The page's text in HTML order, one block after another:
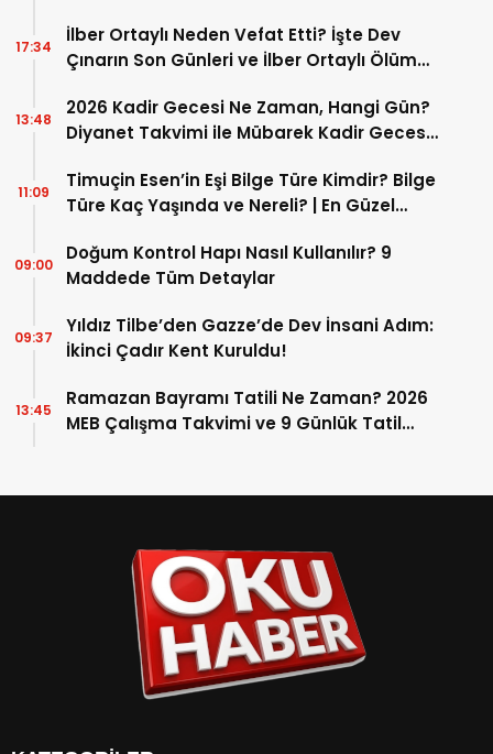
İlber Ortaylı Neden Vefat Etti? İşte Dev
Çınarın Son Günleri ve İlber Ortaylı Ölüm
17:34
2026 Kadir Gecesi Ne Zaman, Hangi Gün?
Diyanet Takvimi ile Mübarek Kadir Gecesi
13:48
Timuçin Esen’in Eşi Bilge Türe Kimdir? Bilge
Türe Kaç Yaşında ve Nereli? | En Güzel
11:09
Doğum Kontrol Hapı Nasıl Kullanılır? 9
Maddede Tüm Detaylar
09:00
Yıldız Tilbe’den Gazze’de Dev İnsani Adım:
İkinci Çadır Kent Kuruldu!
09:37
Ramazan Bayramı Tatili Ne Zaman? 2026
MEB Çalışma Takvimi ve 9 Günlük Tatil
13:45